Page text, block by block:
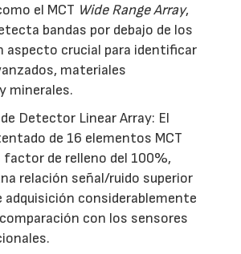
el MCT Wide Range Array,
bandas por debajo de los
aspecto crucial para identificar
materiales
minerales.
Detector Linear Array: El
de 16 elementos MCT
de relleno del 100%,
relación señal/ruido superior
adquisición considerablemente
con los sensores